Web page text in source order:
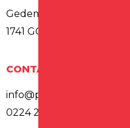
Gedempte Gracht 2
1741 GC SCHAGEN
CONTACT
info@peking-schagen.nl
0224 214 688